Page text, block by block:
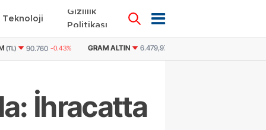
Teknoloji
Gizlilik
Politikası
KÜNYE
6.479,97 -0,25% DOLAR 47,5982 0.05%
İhracatta